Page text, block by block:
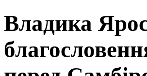
Владика